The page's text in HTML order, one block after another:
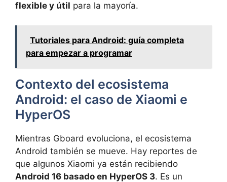
flexible y útil para la mayoría.
Tutoriales para Android: guía completa
para empezar a programar
Contexto del ecosistema
Android: el caso de Xiaomi e
HyperOS
Mientras Gboard evoluciona, el ecosistema
Android también se mueve. Hay reportes de
que algunos Xiaomi ya están recibiendo
Android 16 basado en HyperOS 3. Es un